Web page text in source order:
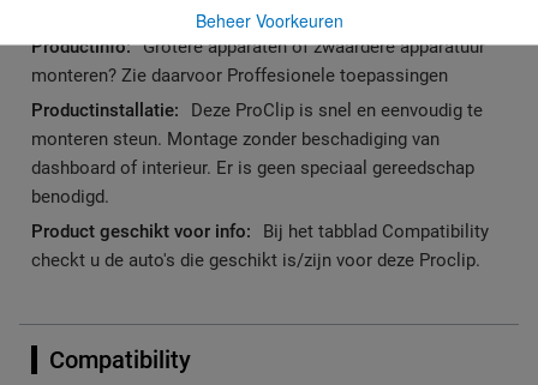
AMPS
Grotere apparaten of zwaardere apparatuur
monteren? Zie daarvoor Proffesionele toepassingen
Deze ProClip is snel en eenvoudig te
monteren steun. Montage zonder beschadiging van
dashboard of interieur. Er is geen speciaal gereedschap
benodigd.
Bij het tabblad Compatibility
checkt u de auto's die geschikt is/zijn voor deze Proclip.
Compatibility
Beheer Voorkeuren